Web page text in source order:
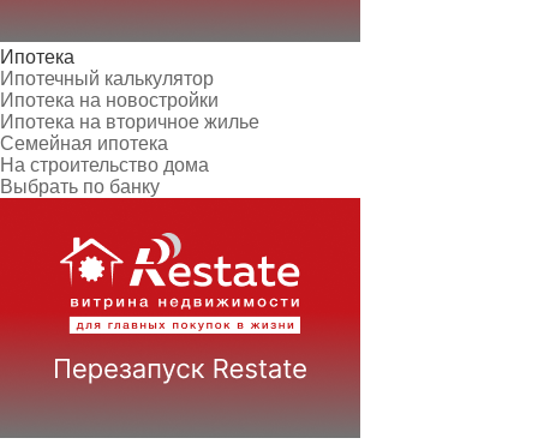
Ипотека
Ипотечный калькулятор
Ипотека на новостройки
Ипотека на вторичное жилье
Семейная ипотека
На строительство дома
Выбрать по банку